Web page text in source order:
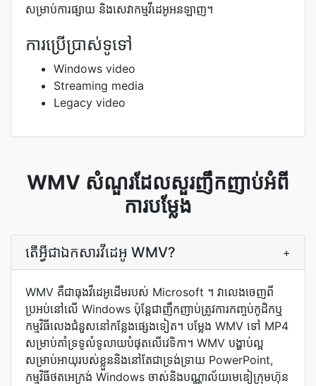
សម្រាប់ការផ្សាយ និងសេវាកម្មវីដេអូអនឡាញ។
ការប្រើប្រាស់ទូទៅ
Windows video
Streaming media
Legacy video
WMV សំណួរដែលសួរញឹកញាប់អំពី
ការបម្លែង
តើ​អ្វី​ជា​ឯកសារ​វីដេអូ WMV? +
WMV គឺជាធុងវីដេអូដើមរបស់ Microsoft ។ វាលេងចេញពី
ប្រអប់នៅលើ Windows ប៉ុន្តែជាញឹកញាប់ត្រូវការកញ្ចប់កូដិកឬ
កម្មវិធីលេងជំនួសនៅកន្លែងផ្សេងទៀត។ បម្លែង WMV ទៅ MP4
សម្រាប់គាំទ្រទូលំទូលាយបំផុតលើវេទិកា។ WMV បង្ហាប់ល្អ
សម្រាប់អាយុរបស់ខ្លួននិងនៅតែជាទ្រង់ទ្រាយ PowerPoint,
កម្មវិធី​ថត​អេក្រង់ Windows ចាស់និងបណ្ណាល័យ​មេឌៀ​ក្រុមហ៊ុន​